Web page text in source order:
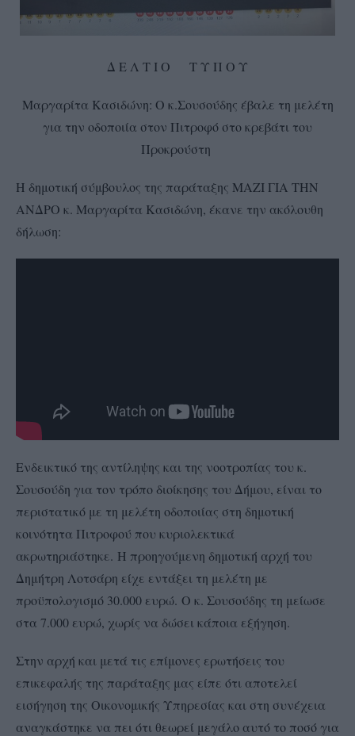
Δ Ε Λ Τ Ι Ο Τ Υ Π Ο Υ
Μαργαρίτα Κασιδώνη: Ο κ.Σουσούδης έβαλε τη μελέτη
για την οδοποιία στον Πιτροφό στο κρεβάτι του
Προκρούστη
Η δημοτική σύμβουλος της παράταξης ΜΑΖΙ ΓΙΑ ΤΗΝ
ΑΝΔΡΟ κ. Μαργαρίτα Κασιδώνη, έκανε την ακόλουθη
δήλωση:
Ενδεικτικό της αντίληψης και της νοοτροπίας του κ.
Σουσούδη για τον τρόπο διοίκησης του Δήμου, είναι το
περιστατικό με τη μελέτη οδοποιίας στη δημοτική
κοινότητα Πιτροφού που κυριολεκτικά
ακρωτηριάστηκε. Η προηγούμενη δημοτική αρχή του
Δημήτρη Λοτσάρη είχε εντάξει τη μελέτη με
προϋπολογισμό 30.000 ευρώ. Ο κ. Σουσούδης τη μείωσε
στα 7.000 ευρώ, χωρίς να δώσει κάποια εξήγηση.
Στην αρχή και μετά τις επίμονες ερωτήσεις του
επικεφαλής της παράταξης μας είπε ότι αποτελεί
εισήγηση της Οικονομικής Υπηρεσίας και στη συνέχεια
αναγκάστηκε να πει ότι θεωρεί μεγάλο αυτό το ποσό για